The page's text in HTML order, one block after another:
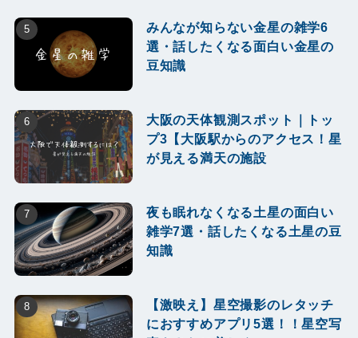
みんなが知らない金星の雑学6
選・話したくなる面白い金星の
豆知識
大阪の天体観測スポット｜トッ
プ3【大阪駅からのアクセス！星
が見える満天の施設
夜も眠れなくなる土星の面白い
雑学7選・話したくなる土星の豆
知識
【激映え】星空撮影のレタッチ
におすすめアプリ5選！！星空写